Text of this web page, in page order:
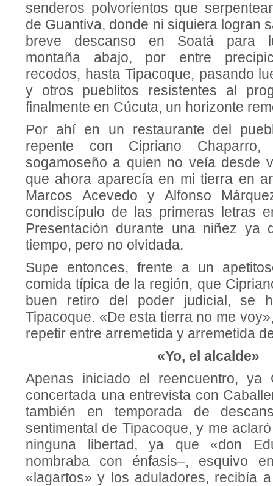
senderos polvorientos que
de Guantiva, donde ni siquiera logran
breve descanso en Soatá para
montaña abajo, por entre
recodos, hasta Tipacoque, pasando
y otros pueblitos resistentes al
finalmente en Cúcuta, un horizon­te
Por ahí en un restaurante del
repente con Cipriano
sogamoseño a quien no veía desde
que ahora aparecía en mi tierra en
Marcos Acevedo y Alfonso
condiscípulo de las primeras letras
Presentación durante una niñez ya
tiempo, pero no olvidada.
Supe en­tonces, frente a un
comida típica de la región, que
buen retiro del poder judicial, se
Tipacoque. «De esta tierra no me
repetir entre arremetida y arremetida
«Yo, el alcalde»
Apenas iniciado el reencuentro, ya
concertada una entrevista con
también en temporada de
sentimental de Tipacoque, y me
ninguna libertad, ya que «don
nombraba con énfasis–, esquivo
«lagartos» y los aduladores, recibía